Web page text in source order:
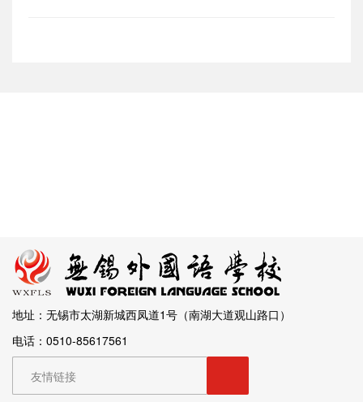
地址：无锡市太湖新城西凤道1号（南湖大道观山路口）
电话：0510-85617561
友情链接